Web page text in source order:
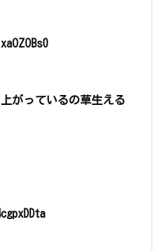
がっているの草生える